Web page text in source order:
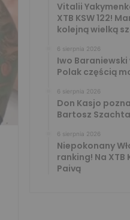
Vitalii
XTB KSW 122!
kolejną wielką
6 sierpnia 2026
Iwo Baraniewski
Polak częścią
6 sierpnia 2026
Don Kasjo
Bartosz
6 sierpnia 2026
Niepokonany
ranking! Na XTB
Paivą